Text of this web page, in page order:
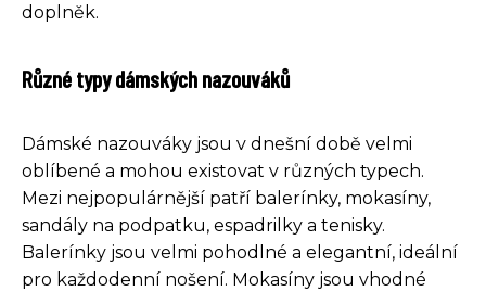
doplněk.
Různé typy dámských nazouváků
Dámské nazouváky jsou v dnešní době velmi
oblíbené a mohou existovat v různých typech.
Mezi nejpopulárnější patří balerínky, mokasíny,
sandály na podpatku, espadrilky a tenisky.
Balerínky jsou velmi pohodlné a elegantní, ideální
pro každodenní nošení. Mokasíny jsou vhodné